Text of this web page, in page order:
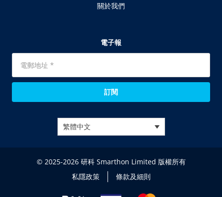
關於我們
電子報
訂閱
繁體中文
© 2025-2026 研科 Smarthon Limited 版權所有
私隱政策
條款及細則